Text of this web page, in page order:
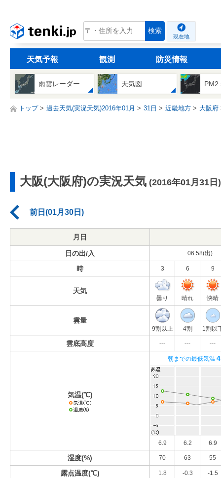
tenki.jp 検索
現在地
天気予報 観測 防災情報
雨雲レーダー 天気図
トップ 過去天気(実況天気)2016年01月 31日 近畿地方 大阪府
大阪(大阪府)の実況天気 (2016年01月31日)
前日(01月30日)
月日
日の出/入 06:58(出)
時 3 6 9
天気
曇り 晴れ 快晴
雲量
9割以上 4割 1割以
雲底高度 --- --- ---
気温(℃)
朝までの最低気温
6.9 6.2 6.9
湿度(%) 70 63 55
露点温度(℃) 1.8 -0.3 -1.5